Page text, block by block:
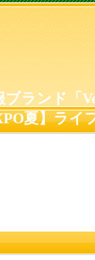
ランド「
夏】ライ